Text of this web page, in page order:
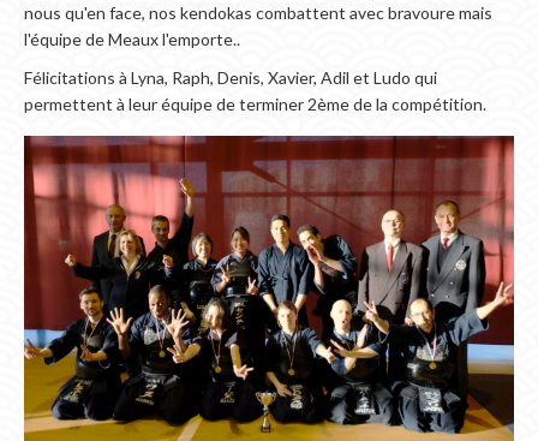
nous qu'en face, nos kendokas combattent avec bravoure mais
l'équipe de Meaux l'emporte..
Félicitations à Lyna, Raph, Denis, Xavier, Adil et Ludo qui
permettent à leur équipe de terminer 2ème de la compétition.